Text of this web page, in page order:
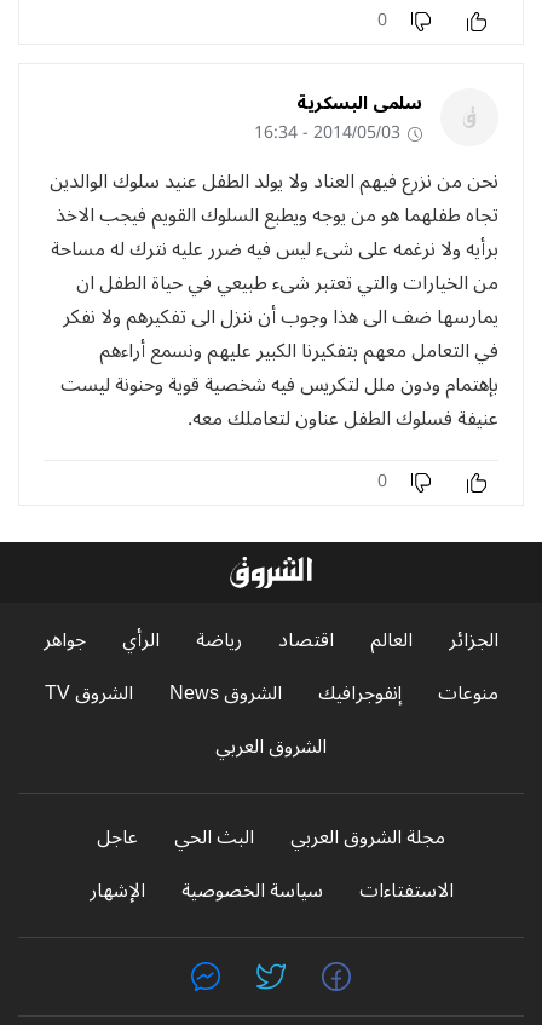
0
سلمى البسكرية
2014/05/03 - 16:34
نحن من نزرع فيهم العناد ولا يولد الطفل عنيد سلوك الوالدين
تجاه طفلهما هو من يوجه ويطبع السلوك القويم فيجب الاخذ
برأيه ولا نرغمه على شىء ليس فيه ضرر عليه نترك له مساحة
من الخيارات والتي تعتبر شىء طبيعي في حياة الطفل ان
يمارسها ضف الى هذا وجوب أن ننزل الى تفكيرهم ولا نفكر
في التعامل معهم بتفكيرنا الكبير عليهم ونسمع أراءهم
بإهتمام ودون ملل لتكريس فيه شخصية قوية وحنونة ليست
عنيفة فسلوك الطفل عناون لتعاملك معه.
0
الجزائر العالم اقتصاد رياضة الرأي
جواهر
منوعات
إنفوجرافيك الشروق News
الشروق TV
الشروق العربي
مجلة الشروق العربي البث الحي
عاجل
الاستفتاءات
سياسة الخصوصية الإشهار